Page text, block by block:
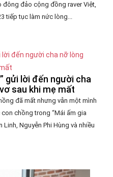
đông đảo cộng đồng raver Việt,
tiếp tục làm nức lòng...
gửi lời đến người cha
sau khi mẹ mất
đã mất nhưng vẫn một mình
chồng trong “Mái ấm gia
Linh, Nguyễn Phi Hùng và nhiều